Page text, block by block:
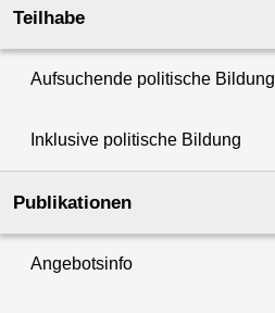
Teilhabe
Aufsuchende politische Bildung
Inklusive politische Bildung
Publikationen
Angebotsinfo